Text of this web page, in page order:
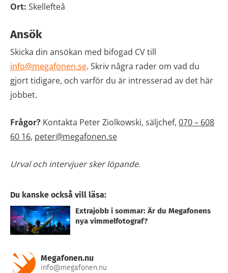
Ort: Skellefteå
Ansök
Skicka din ansökan med bifogad CV till
info@megafonen.se. Skriv några rader om vad du
gjort tidigare, och varför du är intresserad av det här
jobbet.
Frågor? Kontakta Peter Ziolkowski, säljchef, 070 – 608
60 16, peter@megafonen.se
Urval och intervjuer sker löpande.
Du kanske också vill läsa:
Extrajobb i sommar: Är du Megafonens
nya vimmelfotograf?
Megafonen.nu
info@megafonen.nu